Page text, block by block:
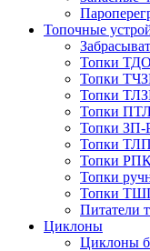
Топочные
Топки ТДО
Топки
Топки
Топки
Топки
Топки
Топки
Топки
Топки
Питатели
Циклоны
Циклоны